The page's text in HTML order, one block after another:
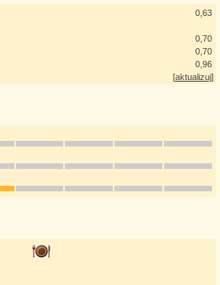
0,63
0,70
0,70
0,96
[aktualizuj]